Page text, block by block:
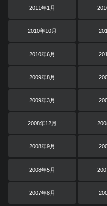
2011年1月
2010年10月
2010年6月
2009年8月
2009年3月
2008年12月
2008年9月
2008年5月
2007年8月